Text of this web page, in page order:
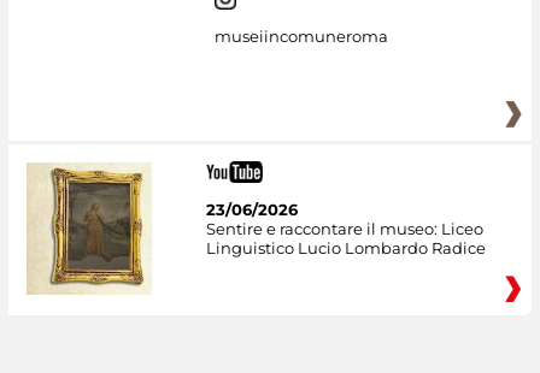
museiincomuneroma
23/06/2026
Sentire e raccontare il museo: Liceo
Linguistico Lucio Lombardo Radice